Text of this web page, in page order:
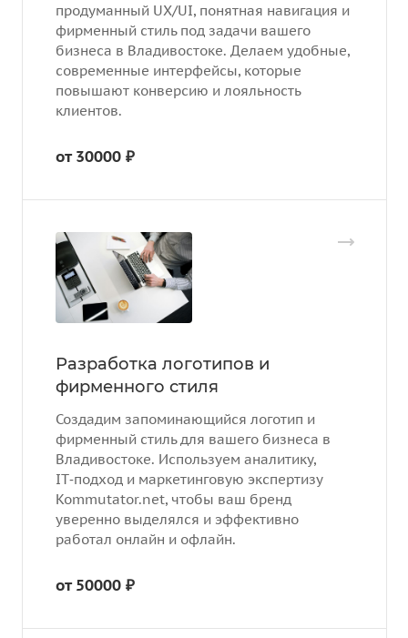
продуманный UX/UI, понятная навигация и
фирменный стиль под задачи вашего
бизнеса в Владивостоке. Делаем удобные,
современные интерфейсы, которые
повышают конверсию и лояльность
клиентов.
от 30000 ₽
Разработка логотипов и
фирменного стиля
Создадим запоминающийся логотип и
фирменный стиль для вашего бизнеса в
Владивостоке. Используем аналитику,
IT‑подход и маркетинговую экспертизу
Kommutator.net, чтобы ваш бренд
уверенно выделялся и эффективно
работал онлайн и офлайн.
от 50000 ₽